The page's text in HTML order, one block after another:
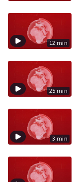
12 min
25 min
3 min